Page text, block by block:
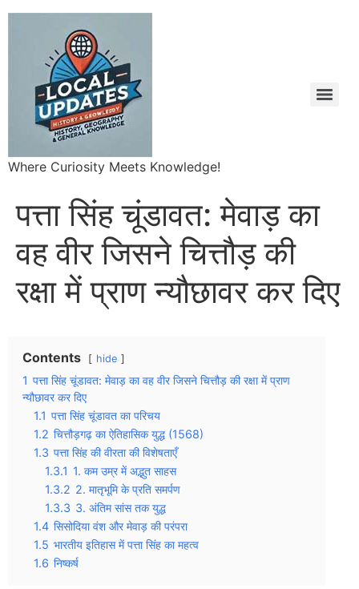
Where Curiosity Meets Knowledge!
पत्ता सिंह चूंडावत: मेवाड़ का
वह वीर जिसने चित्तौड़ की
रक्षा में प्राण न्यौछावर कर दिए
Contents hide
1 पत्ता सिंह चूंडावत: मेवाड़ का वह वीर जिसने चित्तौड़ की रक्षा में प्राण
न्यौछावर कर दिए
1.1 पत्ता सिंह चूंडावत का परिचय
1.2 चित्तौड़गढ़ का ऐतिहासिक युद्ध (1568)
1.3 पत्ता सिंह की वीरता की विशेषताएँ
1.3.1 1. कम उम्र में अद्भुत साहस
1.3.2 2. मातृभूमि के प्रति समर्पण
1.3.3 3. अंतिम सांस तक युद्ध
1.4 सिसोदिया वंश और मेवाड़ की परंपरा
1.5 भारतीय इतिहास में पत्ता सिंह का महत्व
1.6 निष्कर्ष